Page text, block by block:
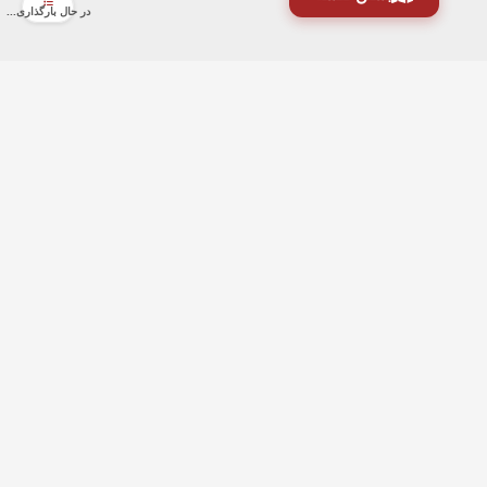
در حال بارگذاری...